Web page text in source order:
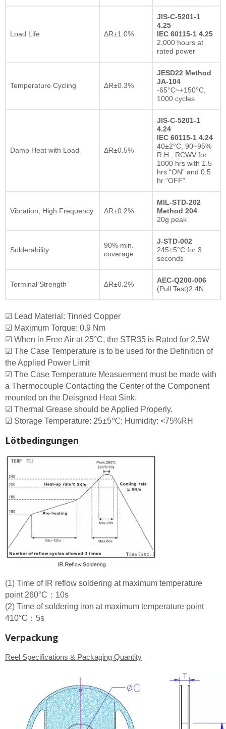
Load Life ΔR±1.0%
JIS-C-5201-1
4.25
IEC 60115-1 4.25
2,000 hours at
rated power
Temperature Cycling ΔR±0.3%
JESD22 Method
JA-104
-65°C~+150°C,
1000 cycles
Damp Heat with Load ΔR±0.5%
JIS-C-5201-1
4.24
IEC 60115-1 4.24
40±2°C, 90~95%
R.H., RCWV for
1000 hrs with 1.5
hrs “ON” and 0.5
hr “OFF”
Vibration, High Frequency ΔR±0.2%
MIL-STD-202
Method 204
20g peak
Solderability
90% min.
coverage
J-STD-002
245±5°C for 3
seconds
Terminal Strength ΔR±0.2%
AEC-Q200-006
(Pull Test)2.4N
☑ Lead Material: Tinned Copper
☑ Maximum Torque: 0.9 Nm
☑ When in Free Air at 25°C, the STR35 is Rated for 2.5W
☑ The Case Temperature is to be used for the Definition of
the Applied Power Limit
☑ The Case Temperature Measuerment must be made with
a Thermocouple Contacting the Center of the Component
mounted on the Deisgned Heat Sink.
☑ Thermal Grease should be Applied Properly.
☑ Storage Temperature: 25±5℃; Humidity: <75%RH
Lötbedingungen
(1) Time of IR reflow soldering at maximum temperature
point 260°C：10s
(2) Time of soldering iron at maximum temperature point
410°C：5s
Verpackung
Reel Specifications & Packaging Quantity